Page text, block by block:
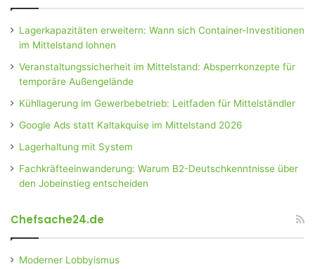
Lagerkapazitäten erweitern: Wann sich Container-Investitionen
im Mittelstand lohnen
Veranstaltungssicherheit im Mittelstand: Absperrkonzepte für
temporäre Außengelände
Kühllagerung im Gewerbebetrieb: Leitfaden für Mittelständler
Google Ads statt Kaltakquise im Mittelstand 2026
Lagerhaltung mit System
Fachkräfteeinwanderung: Warum B2-Deutschkenntnisse über
den Jobeinstieg entscheiden
Chefsache24.de
Moderner Lobbyismus